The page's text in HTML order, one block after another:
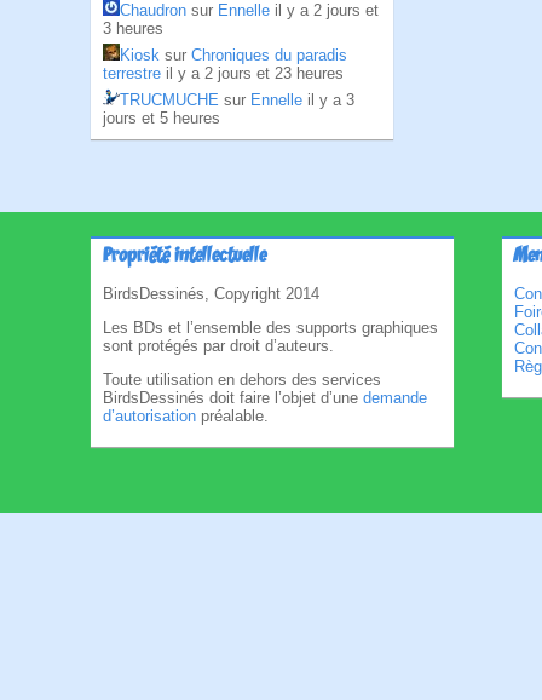
Chaudron sur Ennelle il y a 2 jours et
3 heures
Kiosk sur Chroniques du paradis
terrestre il y a 2 jours et 23 heures
TRUCMUCHE sur Ennelle il y a 3
jours et 5 heures
Propriété intellectuelle
BirdsDessinés, Copyright 2014
Les BDs et l’ensemble des supports graphiques
sont protégés par droit d’auteurs.
Toute utilisation en dehors des services
BirdsDessinés doit faire l’objet d’une demande
d’autorisation préalable.